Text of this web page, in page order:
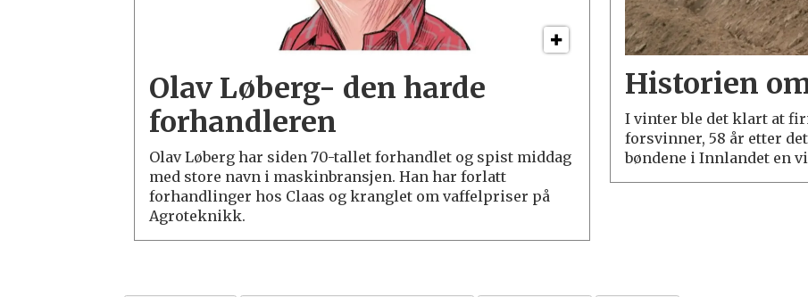
Olav Løberg- den harde
forhandleren
Olav Løberg har siden 70-tallet forhandlet og spist middag
med store navn i maskinbransjen. Han har forlatt
forhandlinger hos Claas og kranglet om vaffelpriser på
Agroteknikk.
Historien
I vinter ble det klart at
forsvinner, 58 år etter
bøndene i Innlandet en